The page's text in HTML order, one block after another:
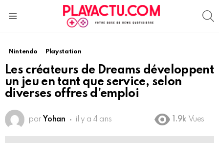
Nintendo Playstation
Les créateurs de Dreams développent
un jeu en tant que service, selon
diverses offres d’emploi
par Yohan il y a 4 ans 1.9k Vues